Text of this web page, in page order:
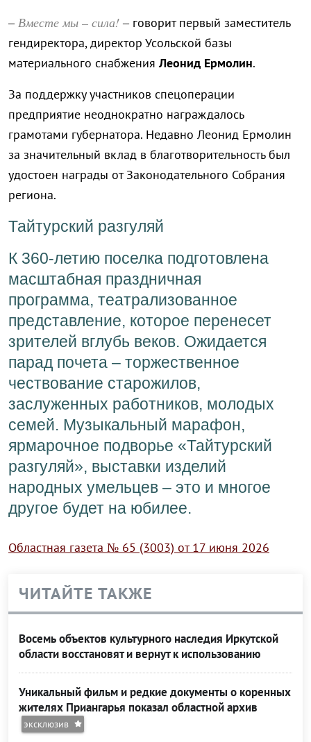
–Вместе мы – сила!– говорит первый заместитель
гендиректора, директор Усольской базы
материального снабжения Леонид Ермолин.
За поддержку участников спецоперации
предприятие неоднократно награждалось
грамотами губернатора. Недавно Леонид Ермолин
за значительный вклад в благотворительность был
удостоен награды от Законодательного Собрания
региона.
Тайтурский разгуляй
К 360-летию поселка подготовлена
масштабная праздничная
программа, театрализованное
представление, которое перенесет
зрителей вглубь веков. Ожидается
парад почета – торжественное
чествование старожилов,
заслуженных работников, молодых
семей. Музыкальный марафон,
ярмарочное подворье «Тайтурский
разгуляй», выставки изделий
народных умельцев – это и многое
другое будет на юбилее.
Областная газета № 65 (3003) от 17 июня 2026
ЧИТАЙТЕ ТАКЖЕ
Восемь объектов культурного наследия Иркутской
области восстановят и вернут к использованию
Уникальный фильм и редкие документы о коренных
жителях Приангарья показал областной архив
эксклюзив